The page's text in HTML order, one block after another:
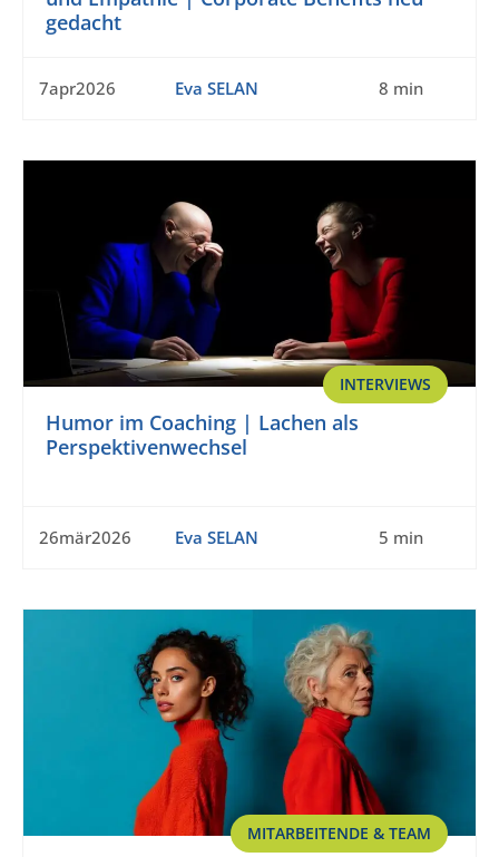
gedacht
7apr2026 Eva SELAN 8 min
INTERVIEWS
Humor im Coaching | Lachen als
Perspektivenwechsel
26mär2026 Eva SELAN 5 min
MITARBEITENDE & TEAM